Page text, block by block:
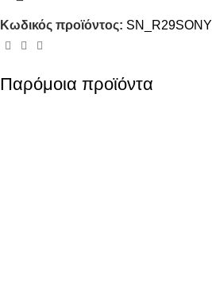
Κωδικός προϊόντος: SN_R29SONY
Παρόμοια προϊόντα